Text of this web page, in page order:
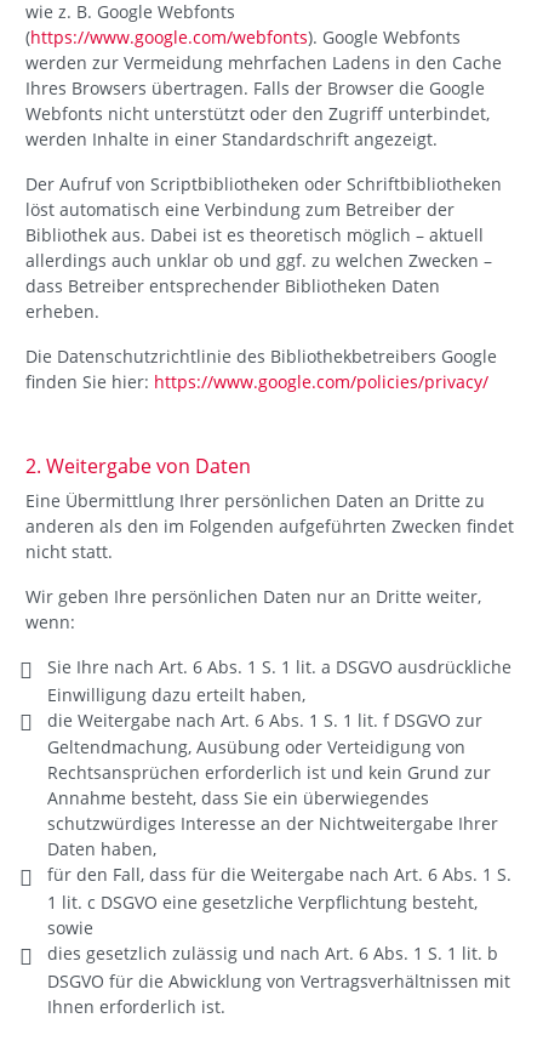
wie z. B. Google Webfonts
(https://www.google.com/webfonts). Google Webfonts
werden zur Vermeidung mehrfachen Ladens in den Cache
Ihres Browsers übertragen. Falls der Browser die Google
Webfonts nicht unterstützt oder den Zugriff unterbindet,
werden Inhalte in einer Standardschrift angezeigt.
Der Aufruf von Scriptbibliotheken oder Schriftbibliotheken
löst automatisch eine Verbindung zum Betreiber der
Bibliothek aus. Dabei ist es theoretisch möglich – aktuell
allerdings auch unklar ob und ggf. zu welchen Zwecken –
dass Betreiber entsprechender Bibliotheken Daten
erheben.
Die Datenschutzrichtlinie des Bibliothekbetreibers Google
finden Sie hier: https://www.google.com/policies/privacy/
2. Weitergabe von Daten
Eine Übermittlung Ihrer persönlichen Daten an Dritte zu
anderen als den im Folgenden aufgeführten Zwecken findet
nicht statt.
Wir geben Ihre persönlichen Daten nur an Dritte weiter,
wenn:
Sie Ihre nach Art. 6 Abs. 1 S. 1 lit. a DSGVO ausdrückliche
Einwilligung dazu erteilt haben,
die Weitergabe nach Art. 6 Abs. 1 S. 1 lit. f DSGVO zur
Geltendmachung, Ausübung oder Verteidigung von
Rechtsansprüchen erforderlich ist und kein Grund zur
Annahme besteht, dass Sie ein überwiegendes
schutzwürdiges Interesse an der Nichtweitergabe Ihrer
Daten haben,
für den Fall, dass für die Weitergabe nach Art. 6 Abs. 1 S.
1 lit. c DSGVO eine gesetzliche Verpflichtung besteht,
sowie
dies gesetzlich zulässig und nach Art. 6 Abs. 1 S. 1 lit. b
DSGVO für die Abwicklung von Vertragsverhältnissen mit
Ihnen erforderlich ist.